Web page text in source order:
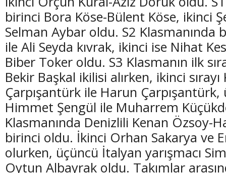
birinci Bora Köse-Bülent Köse, ikinci
Selman Aybar oldu. S2 Klasmanında
ile Ali Seyda kıvrak, ikinci ise Nihat
Biber Toker oldu. S3 Klasmanın ilk
Bekir Başkal ikilisi alırken, ikinci sırayı
Çarpışantürk ile Harun Çarpışantürk,
Himmet Şengül ile Muharrem
Klasmanında Denizlili Kenan Özsoy-
birinci oldu. İkinci Orhan Sakarya ve
olurken, üçüncü İtalyan yarışmacı
Oytun Albayrak oldu. Takımlar